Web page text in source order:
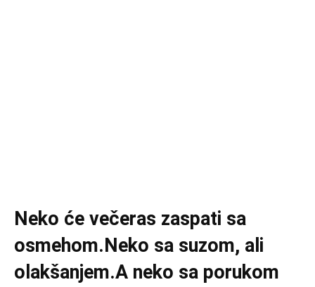
Neko će večeras zaspati sa
osmehom.Neko sa suzom, ali
olakšanjem.A neko sa porukom